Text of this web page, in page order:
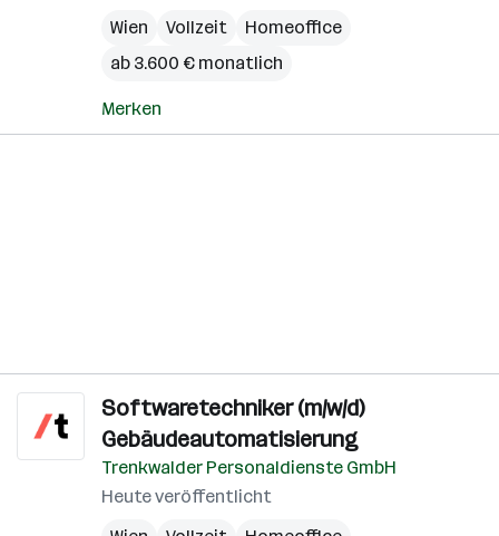
Wien Vollzeit
Homeoffice
ab 3.600 € monatlich
Merken
Softwaretechniker (m/w/d)
Gebäudeautomatisierung
Trenkwalder Personaldienste GmbH
Heute veröffentlicht